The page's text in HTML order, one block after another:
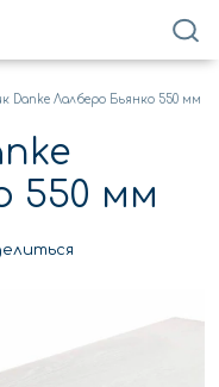
Danke Лалберо Бьянко 550 мм
550 мм